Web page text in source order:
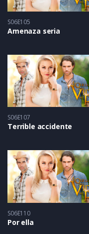
S06E105
Amenaza seria
S06E107
Terrible accidente
S06E110
Por ella